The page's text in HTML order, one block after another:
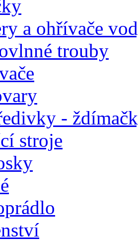
a ohřívače
trouby
-
stroje